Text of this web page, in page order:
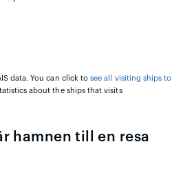
data. You can click tosee all visiting ships to
about the ships that visits
hamnen till en resa